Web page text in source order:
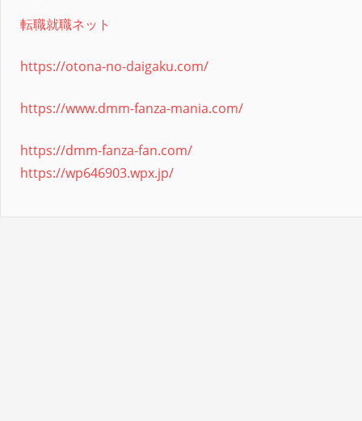
転職就職ネット
https://otona-no-daigaku.com/
https://www.dmm-fanza-mania.com/
https://dmm-fanza-fan.com/
https://wp646903.wpx.jp/